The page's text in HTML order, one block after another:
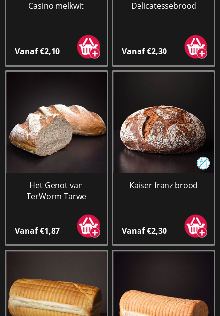
Casino melkwit
Vanaf €2,10
Delicatessebrood
Vanaf €2,30
Het Genot van
TerWorm Tarwe
Vanaf €1,87
Kaiser franz brood
Vanaf €2,30